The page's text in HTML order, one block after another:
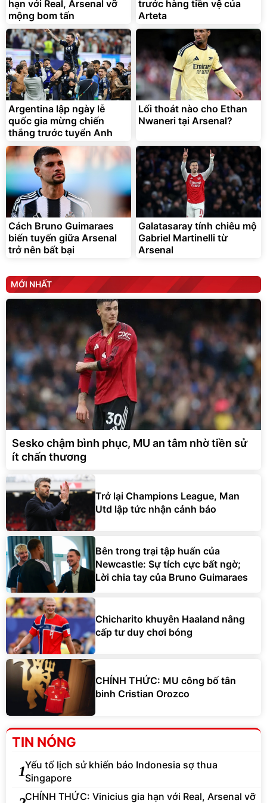
Flash Sale
Lót ghế ôtô, nâng lưng
chống nóng giúp thoải mái
trong di chuyển
295.000
Đã bán nhiều
hạn với Real, Arsenal vỡ
mộng bom tấn
trước hàng tiền vệ của
Arteta
Argentina lập ngày lễ
quốc gia mừng chiến
thắng trước tuyển Anh
Lối thoát nào cho Ethan
Nwaneri tại Arsenal?
Cách Bruno Guimaraes
biến tuyến giữa Arsenal
trở nên bất bại
Galatasaray tính chiêu mộ
Gabriel Martinelli từ
Arsenal
MỚI NHẤT
Sesko chậm bình phục, MU an tâm nhờ tiền sử
ít chấn thương
Trở lại Champions League, Man
Utd lập tức nhận cảnh báo
Bên trong trại tập huấn của
Newcastle: Sự tích cực bất ngờ;
Lời chia tay của Bruno Guimaraes
Chicharito khuyên Haaland nâng
cấp tư duy chơi bóng
CHÍNH THỨC: MU công bố tân
binh Cristian Orozco
TIN NÓNG
1Yếu tố lịch sử khiến báo Indonesia sợ thua
Singapore
CHÍNH THỨC: Vinicius gia hạn với Real, Arsenal vỡ